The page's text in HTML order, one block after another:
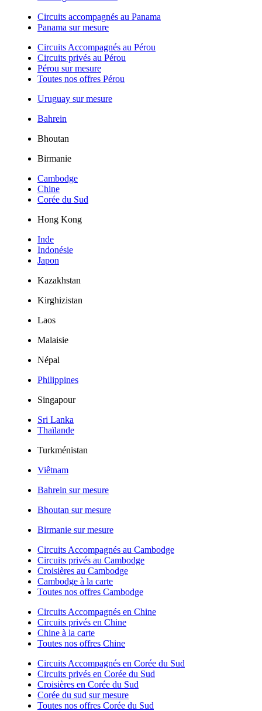
Circuits accompagnés au Panama
Panama sur mesure
Circuits Accompagnés au Pérou
Circuits privés au Pérou
Pérou sur mesure
Toutes nos offres Pérou
Uruguay sur mesure
Bahrein
Bhoutan
Birmanie
Cambodge
Chine
Corée du Sud
Hong Kong
Inde
Indonésie
Japon
Kazakhstan
Kirghizistan
Laos
Malaisie
Népal
Philippines
Singapour
Sri Lanka
Thaïlande
Turkménistan
Viêtnam
Bahrein sur mesure
Bhoutan sur mesure
Birmanie sur mesure
Circuits Accompagnés au Cambodge
Circuits privés au Cambodge
Croisières au Cambodge
Cambodge à la carte
Toutes nos offres Cambodge
Circuits Accompagnés en Chine
Circuits privés en Chine
Chine à la carte
Toutes nos offres Chine
Circuits Accompagnés en Corée du Sud
Circuits privés en Corée du Sud
Croisières en Corée du Sud
Corée du sud sur mesure
Toutes nos offres Corée du Sud